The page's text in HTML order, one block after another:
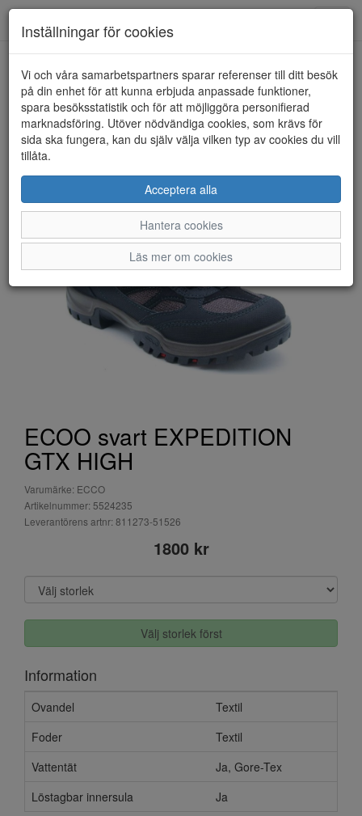
HEM ECCO
ECOO svart EXPEDITION
GTX HIGH
Varumärke: ECCO
Artikelnummer: 5524235
Leverantörens artnr: 811273-51526
1800 kr
Välj storlek först
Information
Ovandel
Textil
Foder
Textil
Vattentät
Ja, Gore-Tex
Löstagbar innersula
Ja
Inställningar för cookies
Vi och våra samarbetspartners sparar referenser till ditt besök
på din enhet för att kunna erbjuda anpassade funktioner,
spara besöksstatistik och för att möjliggöra personifierad
marknadsföring. Utöver nödvändiga cookies, som krävs för
sida ska fungera, kan du själv välja vilken typ av cookies du vill
tillåta.
Acceptera alla
Hantera cookies
Läs mer om cookies